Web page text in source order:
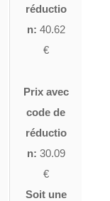
réductio
n: 40.62
€
Prix avec
code de
réductio
n: 30.09
€
Soit une